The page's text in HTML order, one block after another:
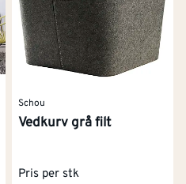
av 5 mulige
Schou
Vedkurv grå filt
Pris per stk